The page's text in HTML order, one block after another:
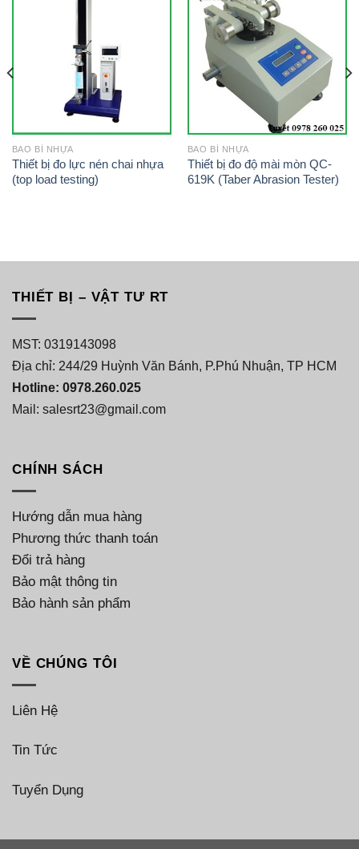
BAO BÌ NHỰA
Thiết bị đo lực nén chai nhựa
(top load testing)
BAO BÌ NHỰA
Thiết bị đo độ mài mòn QC-
619K (Taber Abrasion Tester)
THIẾT BỊ – VẬT TƯ RT
MST: 0319143098
Địa chỉ: 244/29 Huỳnh Văn Bánh, P.Phú Nhuận, TP HCM
Hotline: 0978.260.025
Mail: salesrt23@gmail.com
CHÍNH SÁCH
Hướng dẫn mua hàng
Phương thức thanh toán
Đổi trả hàng
Bảo mật thông tin
Bảo hành sản phẩm
VỀ CHÚNG TÔI
Liên Hệ
Tin Tức
Tuyển Dụng